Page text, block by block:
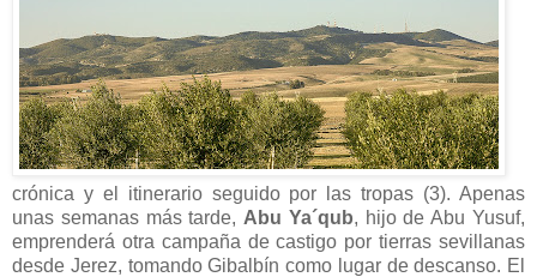
crónica y el itinerario seguido por las tropas (3). Apenas
unas semanas más tarde, Abu Ya´qub, hijo de Abu Yusuf,
emprenderá otra campaña de castigo por tierras sevillanas
desde Jerez, tomando Gibalbín como lugar de descanso. El